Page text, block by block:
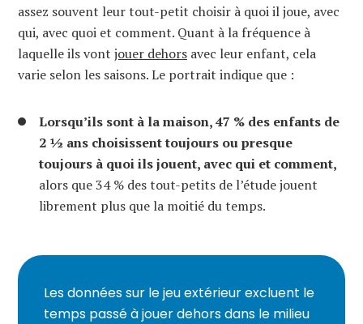
assez souvent leur tout-petit choisir à quoi il joue, avec
qui, avec quoi et comment. Quant à la fréquence à
laquelle ils vont jouer dehors avec leur enfant, cela
varie selon les saisons. Le portrait indique que :
Lorsqu’ils sont à la maison, 47 % des enfants de
2 ½ ans choisissent toujours ou presque
toujours à quoi ils jouent, avec qui et comment,
alors que 34 % des tout-petits de l’étude jouent
librement plus que la moitié du temps.
Les données sur le jeu extérieur excluent le
temps passé à jouer dehors dans le milieu